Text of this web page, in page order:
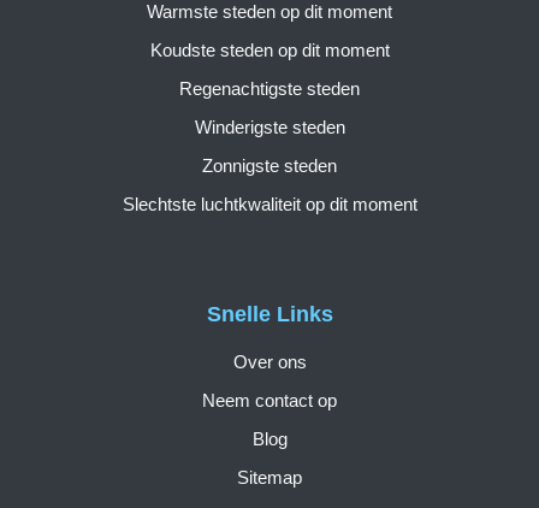
Snelle Links
Over ons
Neem contact op
Blog
Sitemap
Warmste steden op dit moment
Koudste steden op dit moment
Regenachtigste steden
Winderigste steden
Zonnigste steden
Slechtste luchtkwaliteit op dit moment